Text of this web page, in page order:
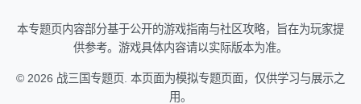
本专题页内容部分基于公开的游戏指南与社区攻略，旨在为玩家提
供参考。游戏具体内容请以实际版本为准。
© 2026 战三国专题页. 本页面为模拟专题页面，仅供学习与展示之
用。